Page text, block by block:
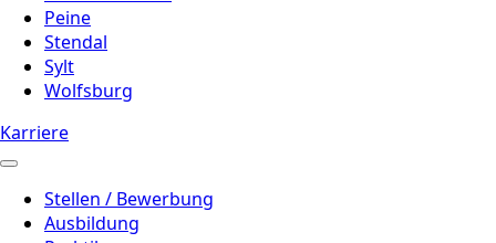
Peine
Stendal
Sylt
Wolfsburg
Karriere
Stellen / Bewerbung
Ausbildung